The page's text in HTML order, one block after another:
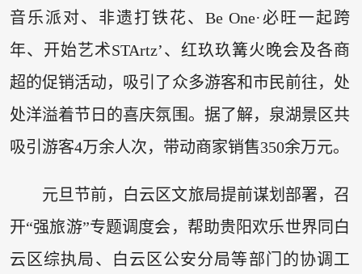
音乐派对、非遗打铁花、Be One·必旺一起跨
年、开始艺术STArtz’、红玖玖篝火晚会及各商
超的促销活动，吸引了众多游客和市民前往，处
处洋溢着节日的喜庆氛围。据了解，泉湖景区共
吸引游客4万余人次，带动商家销售350余万元。
元旦节前，白云区文旅局提前谋划部署，召
开“强旅游”专题调度会，帮助贵阳欢乐世界同白
云区综执局、白云区公安分局等部门的协调工